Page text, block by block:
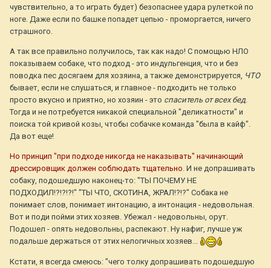
чувствительно, а то играть будет) безопаснее удара рулеткой по
ноге. Даже если по башке попадет цепью - проморгается, ничего
страшного.
А так все правильно получилось, так как надо! С помощью НЛО
показываем собаке, что подход - это индульгенция, что и без
поводка пес досягаем для хозяина, а также демонстрируется, ЧТО
бывает, если не слушаться, и главное - подходить не только
просто вкусно и приятно, но хозяин - это спаситель от всех бед.
Тогда и не потребуется никакой специальной "деликатности" и
поиска той кривой козы, чтобы собачке команда "была в кайф".
Да вот еще!
Но принцип "при подходе никогда не наказывать" начинающий
дрессировщик должен соблюдать тщательно . И не допрашивать
собаку, подошедшую наконец-то: "ТЫ ПОЧЕМУ НЕ
ПОДХОДИЛ!?!?!?!" "ТЫ ЧТО, СКОТИНА, ЖРАЛ!?!?" Собака не
понимает слов, понимает интонацию, а интонация - недовольная.
Вот и поди пойми этих хозяев. Убежал - недовольны, орут.
Подошел - опять недовольны, распекают. Ну нафиг, лучше уж
подальше держаться от этих нелогичных хозяев...
Кстати, я всегда смеюсь: "чего толку допрашивать подошедшую